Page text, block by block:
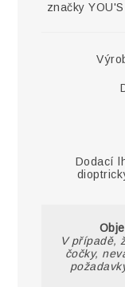
značky
Dodací
V případě,
čočky,